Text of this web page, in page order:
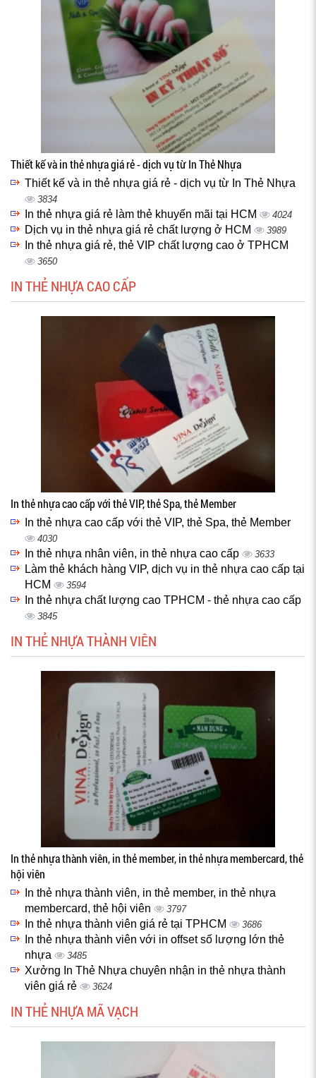
Thiết kế và in thẻ nhựa giá rẻ - dịch vụ từ In Thẻ Nhựa
Thiết kế và in thẻ nhựa giá rẻ - dịch vụ từ In Thẻ Nhựa
3834
In thẻ nhựa giá rẻ làm thẻ khuyến mãi tại HCM 4024
Dịch vụ in thẻ nhựa giá rẻ chất lượng ở HCM 3989
In thẻ nhựa giá rẻ, thẻ VIP chất lượng cao ở TPHCM
3650
IN THẺ NHỰA CAO CẤP
In thẻ nhựa cao cấp với thẻ VIP, thẻ Spa, thẻ Member
In thẻ nhựa cao cấp với thẻ VIP, thẻ Spa, thẻ Member
4030
In thẻ nhựa nhân viên, in thẻ nhựa cao cấp 3633
Làm thẻ khách hàng VIP, dịch vụ in thẻ nhựa cao cấp tại
HCM
3594
In thẻ nhựa chất lượng cao TPHCM - thẻ nhựa cao cấp
3845
IN THẺ NHỰA THÀNH VIÊN
In thẻ nhựa thành viên, in thẻ member, in thẻ nhựa membercard, thẻ
hội viên
In thẻ nhựa thành viên, in thẻ member, in thẻ nhựa
membercard, thẻ hội viên
3797
In thẻ nhựa thành viên giá rẻ tại TPHCM 3686
In thẻ nhựa thành viên với in offset số lượng lớn thẻ
nhựa
3485
Xưởng In Thẻ Nhựa chuyên nhận in thẻ nhựa thành
viên giá rẻ
3624
IN THẺ NHỰA MÃ VẠCH